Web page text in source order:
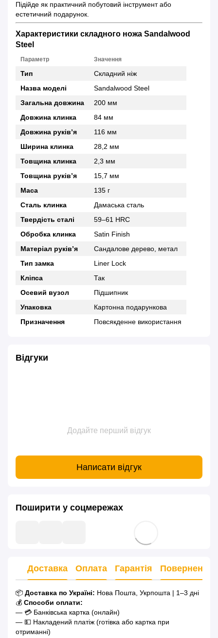
Підійде як практичний побутовий інструмент або
естетичний подарунок.
Характеристики складного ножа Sandalwood
Steel
Параметр Значення
Тип
Складний ніж
Назва моделі
Sandalwood Steel
Загальна довжина
200 мм
Довжина клинка
84 мм
Довжина руків’я
116 мм
Ширина клинка
28,2 мм
Товщина клинка
2,3 мм
Товщина руків’я
15,7 мм
Маса
135 г
Сталь клинка
Дамаська сталь
Твердість сталі
59–61 HRC
Обробка клинка
Satin Finish
Матеріал руків’я
Сандалове дерево, метал
Тип замка
Liner Lock
Кліпса
Так
Осевий вузол
Підшипник
Упаковка
Картонна подарункова
Призначення
Повсякденне використання
Відгуки
Додайте перший відгук
Написати відгук
Поширити у соцмережах
Доставка Оплата Гарантія Повернення
📦 Доставка по Україні: Нова Пошта, Укрпошта | 1–3 дні
💰 Способи оплати:
— 💳 Банківська картка (онлайн)
— 💵 Накладений платіж (готівка або картка при
отриманні)